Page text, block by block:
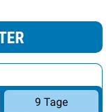
9 Tage